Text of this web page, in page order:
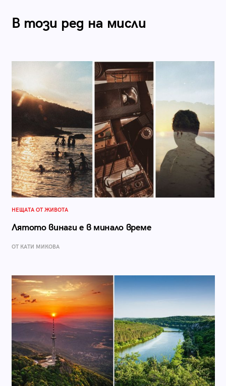
В този ред на мисли
НЕЩАТА ОТ ЖИВОТА
Лятото винаги е в минало време
ОТ КАТИ МИКОВА